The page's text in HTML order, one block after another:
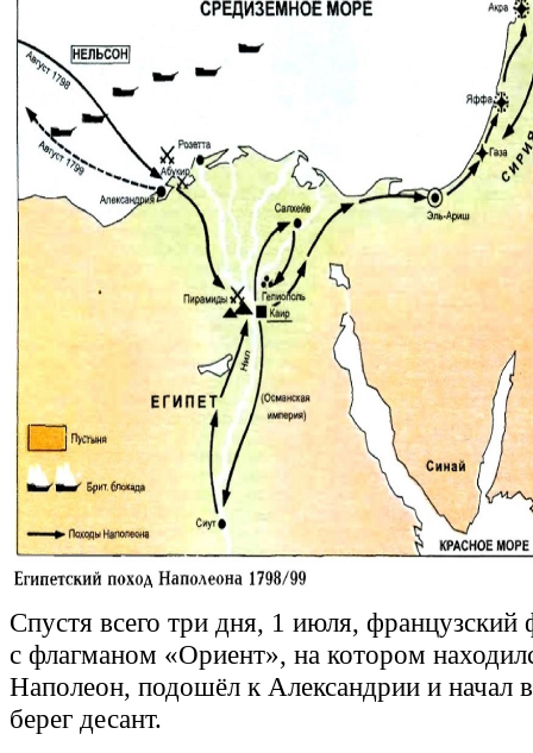
Спустя всего три дня, 1 июля, французский
с флагманом «Ориент», на котором
Наполеон, подошёл к Александрии и начал
берег десант.